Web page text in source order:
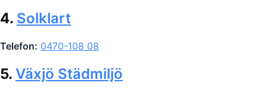
4. Solklart
Telefon: 0470-108 08
5. Växjö Städmiljö